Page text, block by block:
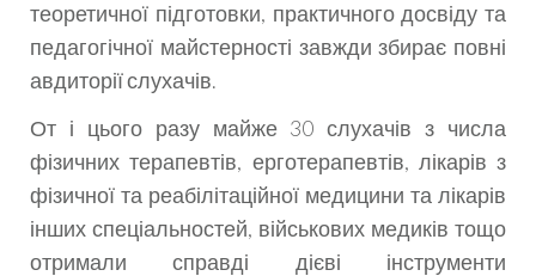
теоретичної підготовки, практичного досвіду та
педагогічної майстерності завжди збирає повні
авдиторії слухачів.
От і цього разу майже 30 слухачів з числа
фізичних терапевтів, ерготерапевтів, лікарів з
фізичної та реабілітаційної медицини та лікарів
інших спеціальностей, військових медиків тощо
отримали справді дієві інструменти